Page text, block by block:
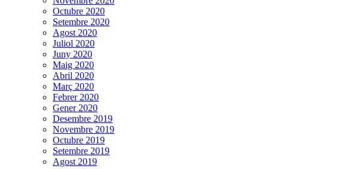
Octubre 2020
Setembre 2020
Agost 2020
Juliol 2020
Juny 2020
Maig 2020
Abril 2020
Març 2020
Febrer 2020
Gener 2020
Desembre 2019
Novembre 2019
Octubre 2019
Setembre 2019
Agost 2019